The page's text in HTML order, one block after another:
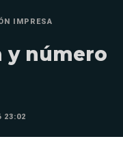
IMPRESA
y número
23:02